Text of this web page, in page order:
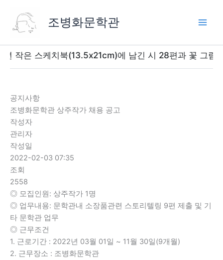
조병화문학관
은 스케치북(13.5x21cm)에 남긴 시 28편과 꽃 그림을
공지사항
조병화문학관 상주작가 채용 공고
작성자
관리자
작성일
2022-02-03 07:35
조회
2558
◎ 모집인원: 상주작가 1명
◎ 업무내용: 문학관내 소장품관련 스토리텔링 9편 제출 및 기
타 문학관 업무
◎ 근무조건
1. 근로기간 : 2022년 03월 01일 ~ 11월 30일(9개월)
2. 근무장소 : 조병화문학관